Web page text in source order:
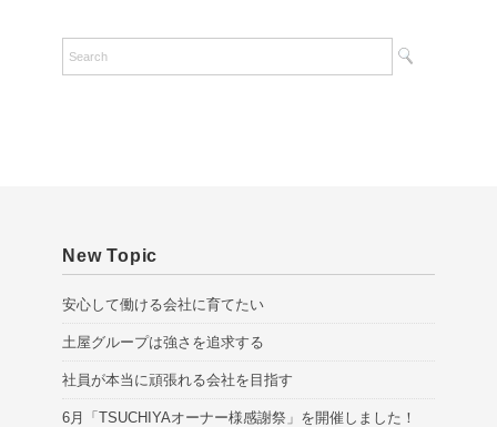
i
New Topic
安心して働ける会社に育てたい
土屋グループは強さを追求する
社員が本当に頑張れる会社を目指す
6月「TSUCHIYAオーナー様感謝祭」を開催しました！